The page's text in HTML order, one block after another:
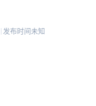
|发布时间未知